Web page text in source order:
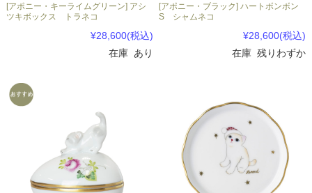
[アポニー・キーライムグリーン] アシ
ツキボックス トラネコ
¥28,600(税込)
在庫 あり
[アポニー・ブラック] ハートボンボン
S シャムネコ
¥28,600(税込)
在庫 残りわずか